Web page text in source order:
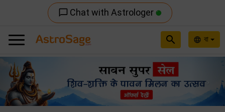
chat_bubble_outline Chat with Astrologer
language বা
search
Previous